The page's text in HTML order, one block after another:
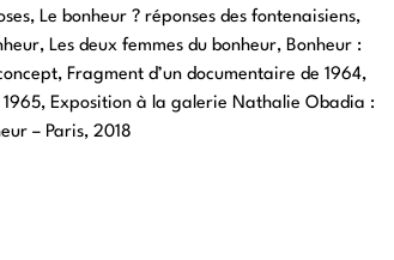
Le bonheur ? réponses des fontenaisiens,
Les deux femmes du bonheur, Bonheur :
Fragment d’un documentaire de 1964,
1965, Exposition à la galerie Nathalie Obadia :
– Paris, 2018